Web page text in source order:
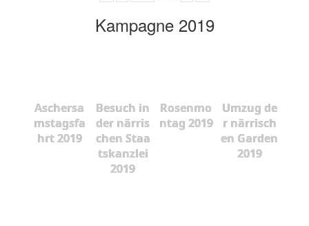
Kampagne 2019
Aschersa
mstagsfa
hrt 2019
Besuch in
der närris
chen Staa
tskanzlei
2019
Rosenmo
ntag 2019
Umzug de
r närrisch
en Garden
2019